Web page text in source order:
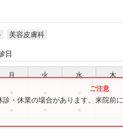
美容皮膚科
日
月 火 水 木
・休業の場合があります。来院前